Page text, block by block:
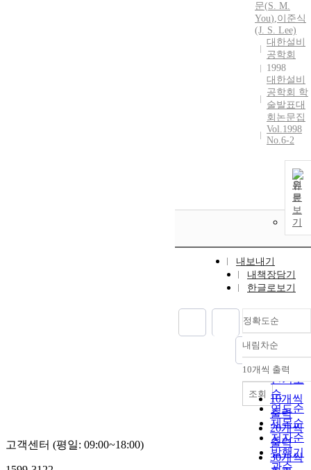
문(S. M.
You),이준식
(J. S. Lee)
대한설비
공학회
1998
대한설비
공학회 학
술발표대
회논문집
Vol.1998
No.6-2
원
문
보
기
내보내기
내책장담기
한글로보기
정확도순
정확도
순
인기도
순
연도순
제목순
저자순
발행기
관순
내림차순
내림차
10개씩 출력
10개씩
출력
20개씩
출력
30개씩
조회
고객센터 (평일: 09:00~18:00)